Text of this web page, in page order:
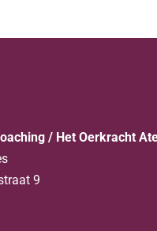
/ Het Oerkracht
9